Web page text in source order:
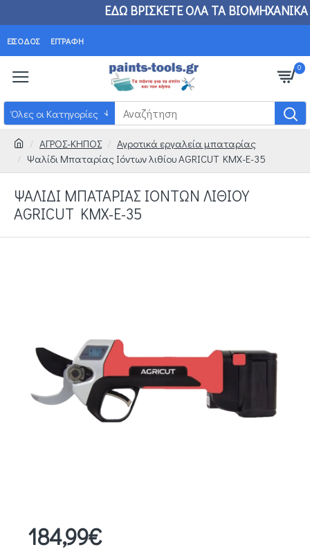
ΕΔΩ ΒΡΙΣΚΕΤΕ ΟΛΑ ΤΑ ΒΙΟΜΗΧΑΝΙΚΑ ΕΙΔΗ
ΕΊΣΟΔΟΣ ΕΓΓΡΑΦΉ
0
Όλες οι Κατηγορίες
ΑΓΡΟΣ-ΚΗΠΟΣ
Αγροτικά εργαλεία μπαταρίας
Ψαλίδι Μπαταρίας Ιόντων λιθίου AGRICUT KMX-E-35
ΨΑΛΊΔΙ ΜΠΑΤΑΡΊΑΣ ΙΌΝΤΩΝ ΛΙΘΊΟΥ
AGRICUT KMX-E-35
184,99€